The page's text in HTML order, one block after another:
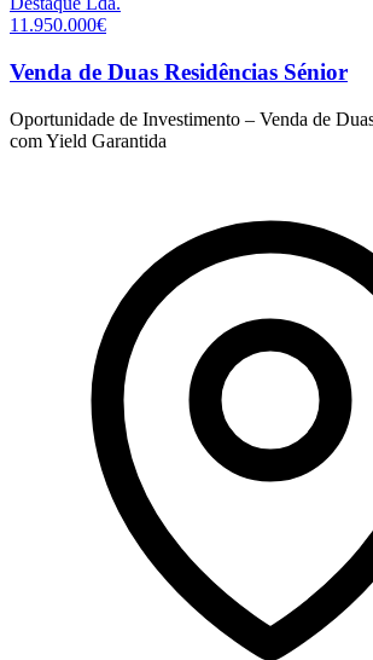
11.950.000€
Venda de Duas Residências Sénior
Oportunidade de Investimento – Venda de
com Yield Garantida